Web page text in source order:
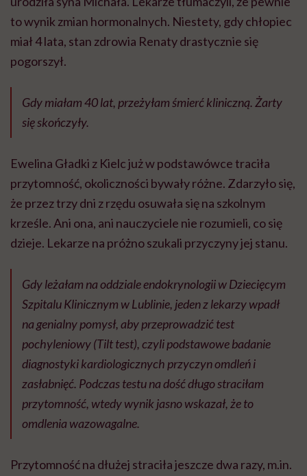
to wynik zmian hormonalnych. Niestety, gdy chłopiec
miał 4 lata, stan zdrowia Renaty drastycznie się
pogorszył.
Gdy miałam 40 lat, przeżyłam śmierć kliniczną. Żarty
się skończyły.
Ewelina Gładki z Kielc już w podstawówce traciła
przytomność, okoliczności bywały różne. Zdarzyło się,
że przez trzy dni z rzędu osuwała się na szkolnym
krześle. Ani ona, ani nauczyciele nie rozumieli, co się
dzieje. Lekarze na próżno szukali przyczyny jej stanu.
Gdy leżałam na oddziale endokrynologii w Dziecięcym
Szpitalu Klinicznym w Lublinie, jeden z lekarzy wpadł
na genialny pomysł, aby przeprowadzić test
pochyleniowy (Tilt test), czyli podstawowe badanie
diagnostyki kardiologicznych przyczyn omdleń i
zasłabnięć. Podczas testu na dość długo straciłam
przytomność, wtedy wynik jasno wskazał, że to
omdlenia wazowagalne.
Przytomność na dłużej straciła jeszcze dwa razy, m.in.